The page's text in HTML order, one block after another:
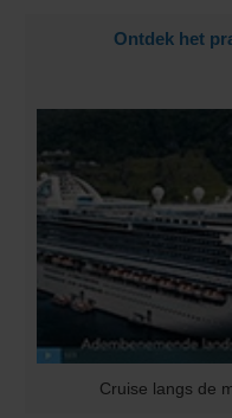
Ontdek het
Cruise langs de